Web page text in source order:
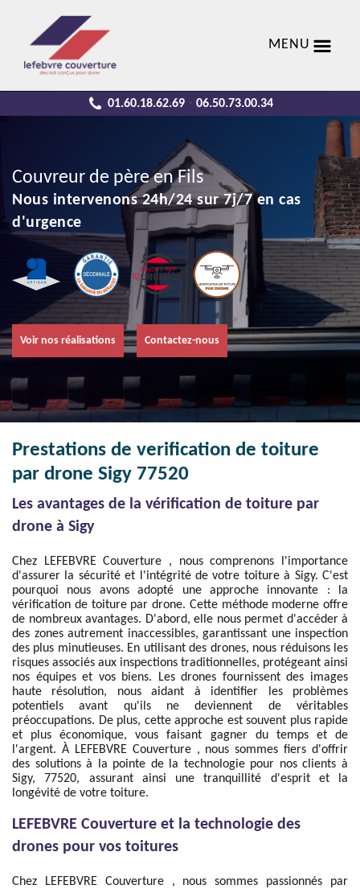
MENU
01.60.18.62.69 - 06.50.73.00.34
Couvreur de père en Fils
Nous intervenons 24h/24 sur 7j/7 en cas
d'urgence
Voir nos réalisations Contactez-nous
Prestations de verification de toiture
par drone Sigy 77520
Les avantages de la vérification de toiture par
drone à Sigy
Chez LEFEBVRE Couverture , nous comprenons l'importance
d'assurer la sécurité et l'intégrité de votre toiture à Sigy. C'est
pourquoi nous avons adopté une approche innovante : la
vérification de toiture par drone. Cette méthode moderne offre
de nombreux avantages. D'abord, elle nous permet d'accéder à
des zones autrement inaccessibles, garantissant une inspection
des plus minutieuses. En utilisant des drones, nous réduisons les
risques associés aux inspections traditionnelles, protégeant ainsi
nos équipes et vos biens. Les drones fournissent des images
haute résolution, nous aidant à identifier les problèmes
potentiels avant qu'ils ne deviennent de véritables
préoccupations. De plus, cette approche est souvent plus rapide
et plus économique, vous faisant gagner du temps et de
l'argent. À LEFEBVRE Couverture , nous sommes fiers d'offrir
des solutions à la pointe de la technologie pour nos clients à
Sigy, 77520, assurant ainsi une tranquillité d'esprit et la
longévité de votre toiture.
LEFEBVRE Couverture et la technologie des
drones pour vos toitures
Chez LEFEBVRE Couverture , nous sommes passionnés par